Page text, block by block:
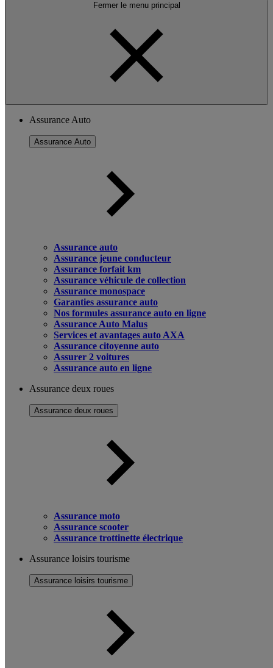
Fermer le menu principal
Assurance Auto
Assurance Auto
Assurance auto
Assurance jeune conducteur
Assurance forfait km
Assurance véhicule de collection
Assurance monospace
Garanties assurance auto
Nos formules assurance auto en ligne
Assurance Auto Malus
Services et avantages auto AXA
Assurance citoyenne auto
Assurer 2 voitures
Assurance auto en ligne
Assurance deux roues
Assurance deux roues
Assurance moto
Assurance scooter
Assurance trottinette électrique
Assurance loisirs tourisme
Assurance loisirs tourisme